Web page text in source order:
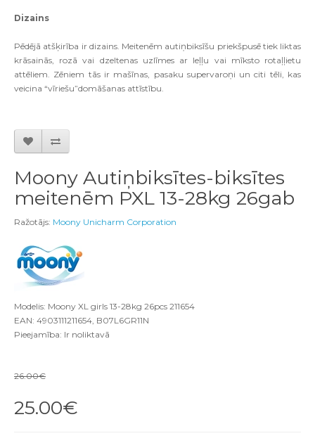
Dizains
Pēdējā atšķirība ir dizains. Meitenēm autiņbiksīšu priekšpusē tiek liktas
krāsainās, rozā vai dzeltenas uzlīmes ar leļļu vai mīksto rotaļļietu
attēliem. Zēniem tās ir mašīnas, pasaku supervaroņi un citi tēli, kas
veicina “vīriešu”domāšanas attīstību.
Moony Autiņbiksītes-biksītes
meitenēm PXL 13-28kg 26gab
Ražotājs: Moony Unicharm Corporation
Modelis: Moony XL girls 13-28kg 26pcs 211654
EAN: 4903111211654, B07L6GR11N
Pieejamība: Ir noliktavā
26.00€
25.00€